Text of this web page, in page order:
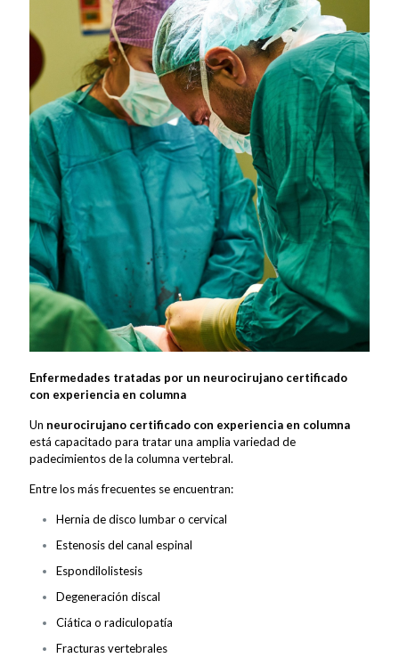
Enfermedades tratadas por un neurocirujano certificado
con experiencia en columna
Un neurocirujano certificado con experiencia en columna
está capacitado para tratar una amplia variedad de
padecimientos de la columna vertebral.
Entre los más frecuentes se encuentran:
Hernia de disco lumbar o cervical
Estenosis del canal espinal
Espondilolistesis
Degeneración discal
Ciática o radiculopatía
Fracturas vertebrales